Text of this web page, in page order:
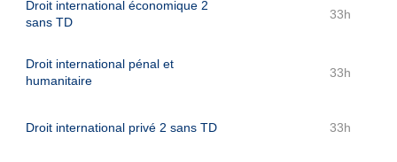
Droit international économique 2
sans TD
33h
Droit international pénal et
humanitaire
33h
Droit international privé 2 sans TD 33h